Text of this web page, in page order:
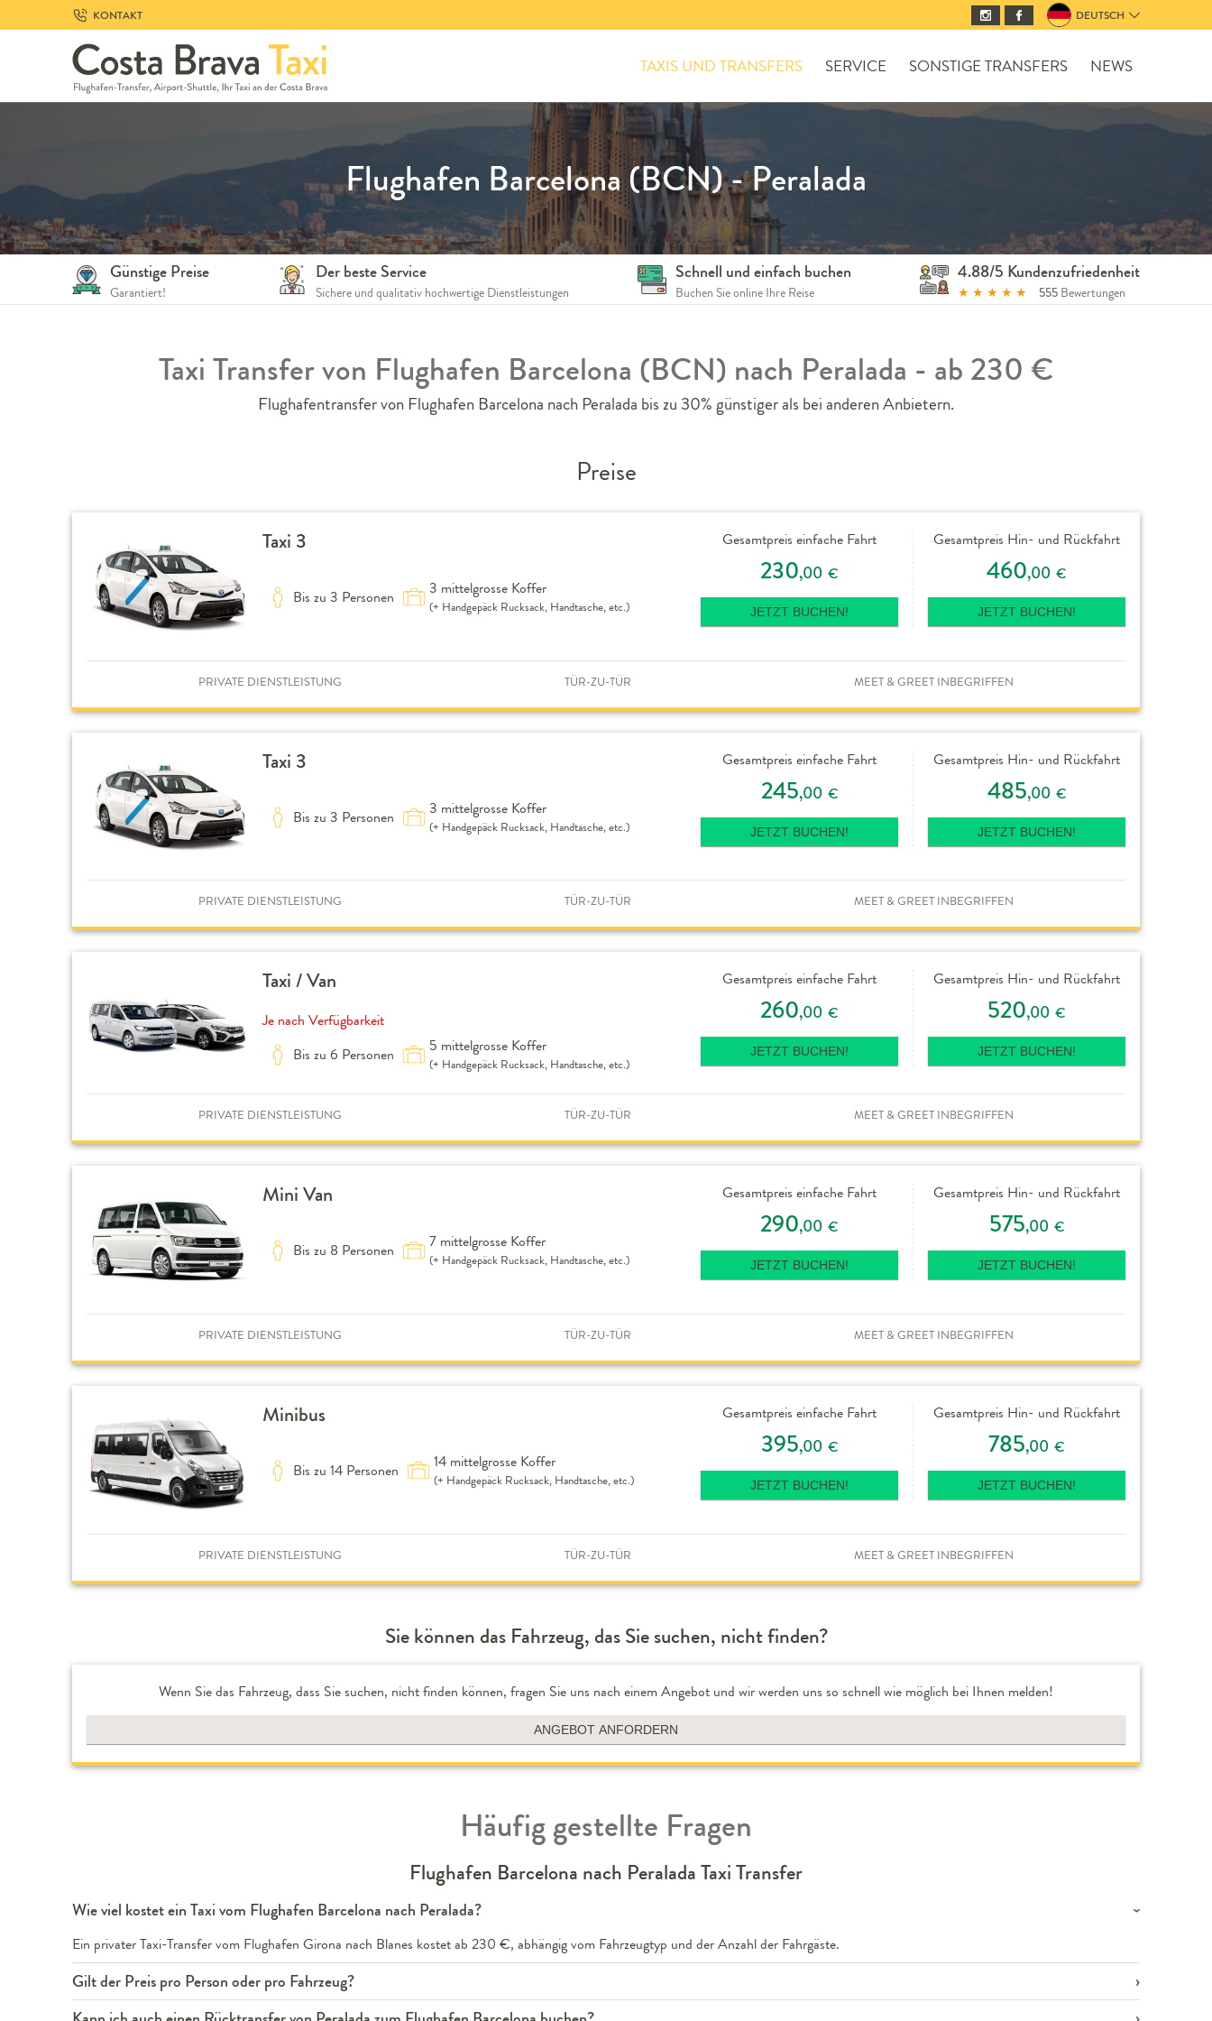
to
content
KONTAKT DEUTSCH
TAXIS UND TRANSFERS SERVICE SONSTIGE TRANSFERS NEWS
Günstige Preise
Garantiert!
Der beste Service
Sichere und qualitativ hochwertige Dienstleistungen
Schnell und einfach buchen
Buchen Sie online Ihre Reise
4.88/5 Kundenzufriedenheit
★ ★ ★ ★ ★ 555 Bewertungen
Flughafen Barcelona (BCN) - Peralada
Taxi Transfer von Flughafen Barcelona (BCN) nach Peralada - ab 230 €
Flughafentransfer von Flughafen Barcelona nach Peralada bis zu 30% günstiger als bei anderen Anbietern.
Preise
Taxi 3
Bis zu 3 Personen 3 mittelgrosse Koffer
(+ Handgepäck Rucksack, Handtasche, etc.)
Gesamtpreis einfache Fahrt
230,00 €
JETZT BUCHEN!
Gesamtpreis Hin- und Rückfahrt
460,00 €
JETZT BUCHEN!
PRIVATE DIENSTLEISTUNG TÜR-ZU-TÜR MEET & GREET INBEGRIFFEN
Taxi 3
Bis zu 3 Personen 3 mittelgrosse Koffer
(+ Handgepäck Rucksack, Handtasche, etc.)
Gesamtpreis einfache Fahrt
245,00 €
JETZT BUCHEN!
Gesamtpreis Hin- und Rückfahrt
485,00 €
JETZT BUCHEN!
PRIVATE DIENSTLEISTUNG TÜR-ZU-TÜR MEET & GREET INBEGRIFFEN
Taxi / Van
Je nach Verfügbarkeit
Bis zu 6 Personen
5 mittelgrosse Koffer
(+ Handgepäck Rucksack, Handtasche, etc.)
Gesamtpreis einfache Fahrt
260,00 €
JETZT BUCHEN!
Gesamtpreis Hin- und Rückfahrt
520,00 €
JETZT BUCHEN!
PRIVATE DIENSTLEISTUNG TÜR-ZU-TÜR MEET & GREET INBEGRIFFEN
Mini Van
Bis zu 8 Personen 7 mittelgrosse Koffer
(+ Handgepäck Rucksack, Handtasche, etc.)
Gesamtpreis einfache Fahrt
290,00 €
JETZT BUCHEN!
Gesamtpreis Hin- und Rückfahrt
575,00 €
JETZT BUCHEN!
PRIVATE DIENSTLEISTUNG TÜR-ZU-TÜR MEET & GREET INBEGRIFFEN
Minibus
Bis zu 14 Personen 14 mittelgrosse Koffer
(+ Handgepäck Rucksack, Handtasche, etc.)
Gesamtpreis einfache Fahrt
395,00 €
JETZT BUCHEN!
Gesamtpreis Hin- und Rückfahrt
785,00 €
JETZT BUCHEN!
PRIVATE DIENSTLEISTUNG TÜR-ZU-TÜR MEET & GREET INBEGRIFFEN
Sie können das Fahrzeug, das Sie suchen, nicht finden?
Wenn Sie das Fahrzeug, dass Sie suchen, nicht finden können, fragen Sie uns nach einem Angebot und wir werden uns so schnell wie möglich bei Ihnen melden!
ANGEBOT ANFORDERN
Häufig gestellte Fragen
Flughafen Barcelona nach Peralada Taxi Transfer
Wie viel kostet ein Taxi vom Flughafen Barcelona nach Peralada?
Ein privater Taxi-Transfer vom Flughafen Girona nach Blanes kostet ab 230 €, abhängig vom Fahrzeugtyp und der Anzahl der Fahrgäste.
Gilt der Preis pro Person oder pro Fahrzeug?